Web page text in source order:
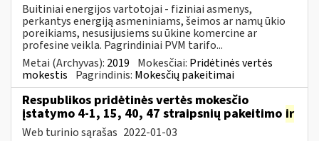
Buitiniai energijos vartotojai - fiziniai asmenys,
perkantys energiją asmeniniams, šeimos ar namų ūkio
poreikiams, nesusijusiems su ūkine komercine ar
profesine veikla. Pagrindiniai PVM tarifo...
Metai (Archyvas): 2019 Mokesčiai: Pridėtinės vertės
mokestis Pagrindinis: Mokesčių pakeitimai
Respublikos pridėtinės vertės mokesčio
įstatymo 4-1, 15, 40, 47 straipsnių pakeitimo ir
Web turinio sąrašas 2022-01-03